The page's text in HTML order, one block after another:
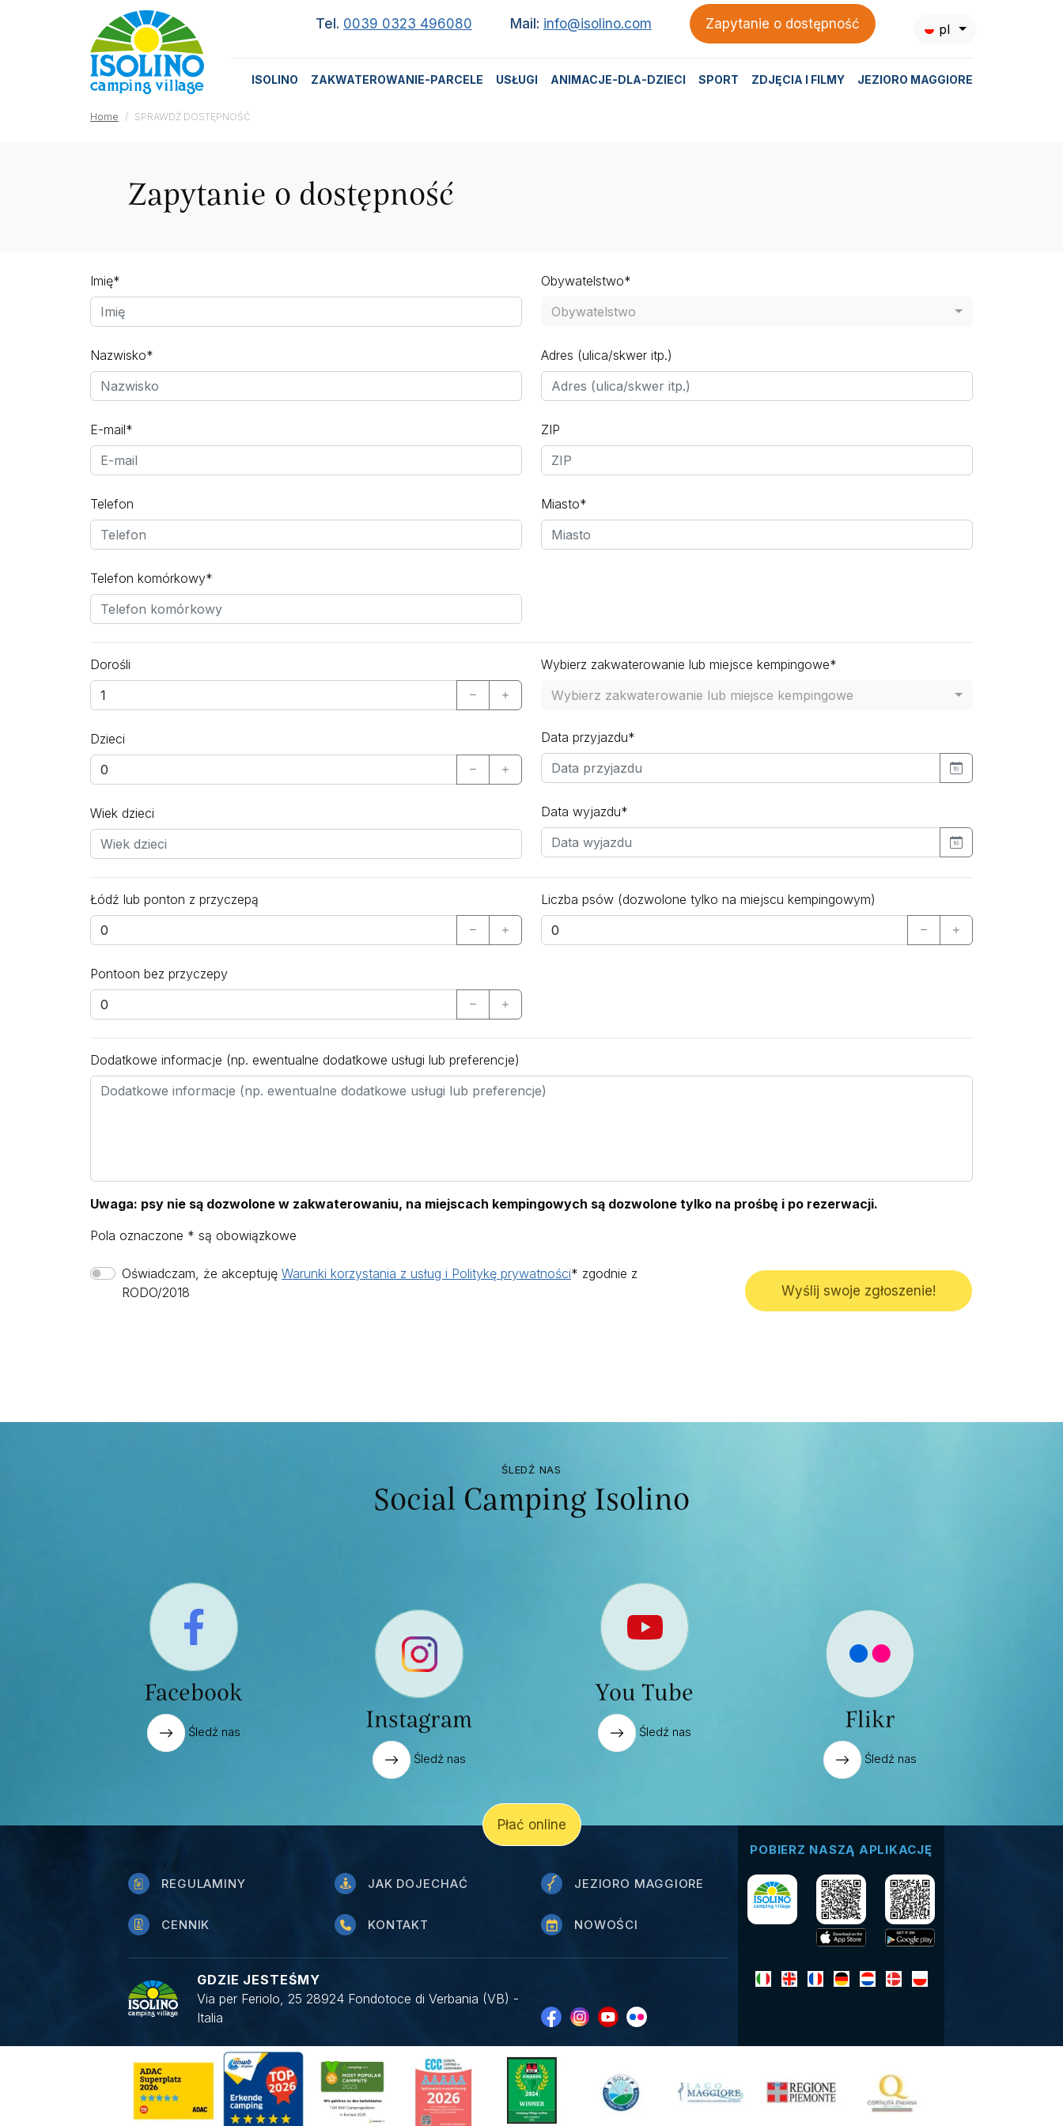
Tel. 0039 0323 496080 Mail: info@isolino.com Zapytanie o dostępność pl
ISOLINO ZAKWATEROWANIE-PARCELE USŁUGI ANIMACJE-DLA-DZIECI SPORT ZDJĘCIA I FILMY JEZIORO MAGGIORE
Home SPRAWDŹ DOSTĘPNOŚĆ
Zapytanie o dostępność
Imię*
Nazwisko*
E-mail*
Telefon
Telefon komórkowy*
Obywatelstwo*
Obywatelstwo
Adres (ulica/skwer itp.)
ZIP
Miasto*
Dorośli
Dzieci
Wiek dzieci
Wybierz zakwaterowanie lub miejsce kempingowe*
Wybierz zakwaterowanie lub miejsce kempingowe
Data przyjazdu*
Data wyjazdu*
Łódź lub ponton z przyczepą
Pontoon bez przyczepy
Liczba psów (dozwolone tylko na miejscu kempingowym)
Dodatkowe informacje (np. ewentualne dodatkowe usługi lub preferencje)
Uwaga: psy nie są dozwolone w zakwaterowaniu, na miejscach kempingowych są dozwolone tylko na prośbę i po rezerwacji.
Pola oznaczone * są obowiązkowe
Oświadczam, że akceptuję Warunki korzystania z usług i Politykę prywatności* zgodnie z
RODO/2018
Wyślij swoje zgłoszenie!
ŚLEDŹ NAS
Social Camping Isolino
Facebook
Śledź nas Instagram
Śledź nas
You Tube
Śledź nas Flikr
Śledź nas
REGULAMINY JAK DOJECHAĆ JEZIORO MAGGIORE
CENNIK KONTAKT NOWOŚCI
GDZIE JESTEŚMY
Via per Feriolo, 25 28924 Fondotoce di Verbania (VB) -
Italia
POBIERZ NASZĄ APLIKACJĘ
Płać online